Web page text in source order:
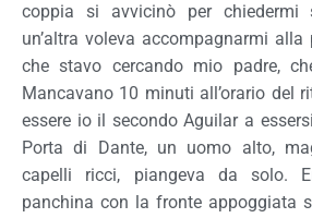
coppia si avvicinò per
un’altra voleva accompagnarmi
che stavo cercando mio padre,
Mancavano 10 minuti all’orario del
essere io il secondo Aguilar a
Porta di Dante, un uomo alto,
capelli ricci, piangeva da solo.
panchina con la fronte appoggiata